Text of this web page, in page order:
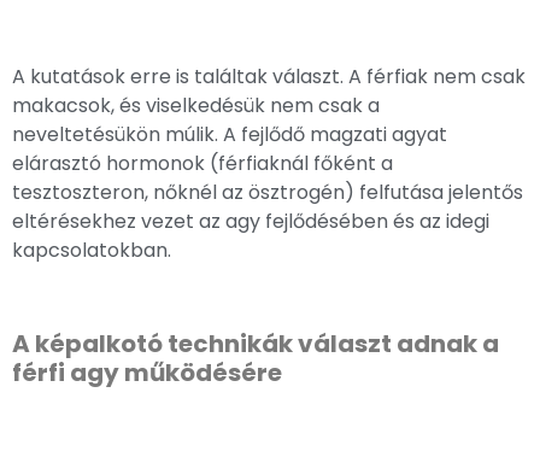
A kutatások erre is találtak választ. A férfiak nem csak
makacsok, és viselkedésük nem csak a
neveltetésükön múlik. A fejlődő magzati agyat
elárasztó hormonok (férfiaknál főként a
tesztoszteron, nőknél az ösztrogén) felfutása jelentős
eltérésekhez vezet az agy fejlődésében és az idegi
kapcsolatokban.
A képalkotó technikák választ adnak a
férfi agy működésére